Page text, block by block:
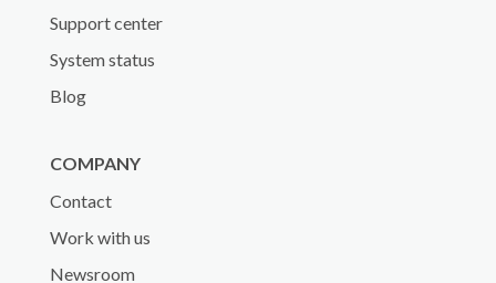
Support center
System status
Blog
COMPANY
Contact
Work with us
Newsroom